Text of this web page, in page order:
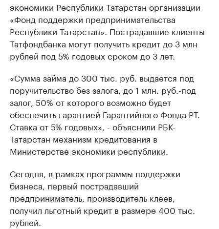
экономики Республики Татарстан организации
«Фонд поддержки предпринимательства
Республики Татарстан». Пострадавшие клиенты
Татфондбанка могут получить кредит до 3 млн
рублей под 5% годовых сроком до 3 лет.
«Сумма займа до 300 тыс. руб. выдается под
поручительство без залога, до 1 млн. руб.-под
залог, 50% от которого возможно будет
обеспечить гарантией Гарантийного Фонда РТ.
Ставка от 5% годовых», - объяснили РБК-
Татарстан механизм кредитования в
Министерстве экономики республики.
Сегодня, в рамках программы поддержки
бизнеса, первый пострадавший
предприниматель, производитель клеев,
получил льготный кредит в размере 400 тыс.
рублей.